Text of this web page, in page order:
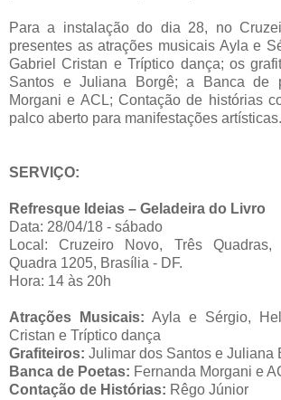
Para a instalação do dia 28, no
presentes as atrações musicais Ayla e
Gabriel Cristan e Tríptico dança; os
Santos e Juliana Borgê; a Banca de
Morgani e ACL; Contação de histórias
palco aberto para manifestações artísticas.
SERVIÇO:
Refresque Ideias – Geladeira do Livro
Data: 28/04/18 - sábado
Local: Cruzeiro Novo, Três Quadras,
Quadra 1205, Brasília - DF.
Hora: 14 às 20h
Atrações Musicais: Ayla e Sérgio,
Cristan e Tríptico dança
Grafiteiros: Julimar dos Santos e Juliana
Banca de Poetas: Fernanda Morgani e
Contação de Histórias: Rêgo Júnior